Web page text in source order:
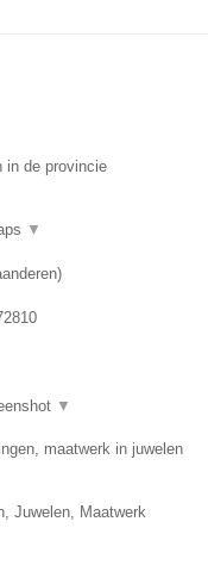
in de provincie
▼
)
▼
maatwerk in juwelen
Juwelen, Maatwerk